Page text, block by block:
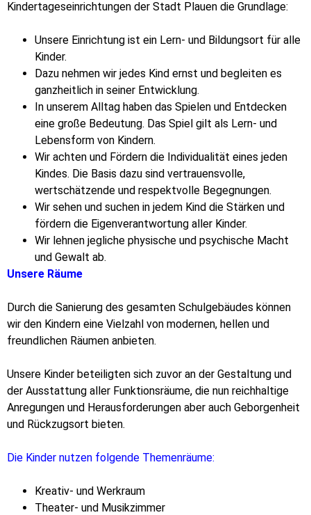
Kindertageseinrichtungen der Stadt Plauen die Grundlage:
Unsere Einrichtung ist ein Lern- und Bildungsort für alle
Kinder.
Dazu nehmen wir jedes Kind ernst und begleiten es
ganzheitlich in seiner Entwicklung.
In unserem Alltag haben das Spielen und Entdecken
eine große Bedeutung. Das Spiel gilt als Lern- und
Lebensform von Kindern.
Wir achten und Fördern die Individualität eines jeden
Kindes. Die Basis dazu sind vertrauensvolle,
wertschätzende und respektvolle Begegnungen.
Wir sehen und suchen in jedem Kind die Stärken und
fördern die Eigenverantwortung aller Kinder.
Wir lehnen jegliche physische und psychische Macht
und Gewalt ab.
Unsere Räume
Durch die Sanierung des gesamten Schulgebäudes können
wir den Kindern eine Vielzahl von modernen, hellen und
freundlichen Räumen anbieten.
Unsere Kinder beteiligten sich zuvor an der Gestaltung und
der Ausstattung aller Funktionsräume, die nun reichhaltige
Anregungen und Herausforderungen aber auch Geborgenheit
und Rückzugsort bieten.
Die Kinder nutzen folgende Themenräume:
Kreativ- und Werkraum
Theater- und Musikzimmer